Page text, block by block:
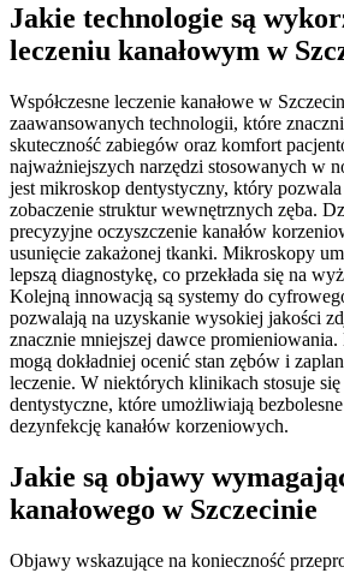
Jakie technologie są
leczeniu kanałowym w
Współczesne leczenie kanałowe w
zaawansowanych technologii, które
skuteczność zabiegów oraz komfort
najważniejszych narzędzi stosowanych w
jest mikroskop dentystyczny, który
zobaczenie struktur wewnętrznych zęba.
precyzyjne oczyszczenie kanałów
usunięcie zakażonej tkanki. Mikroskopy
lepszą diagnostykę, co przekłada się na
Kolejną innowacją są systemy do
pozwalają na uzyskanie wysokiej jakości
znacznie mniejszej dawce
mogą dokładniej ocenić stan zębów i
leczenie. W niektórych klinikach stosuje się
dentystyczne, które umożliwiają
dezynfekcję kanałów korzeniowych.
Jakie są objawy
kanałowego w Szczecinie
Objawy wskazujące na konieczność